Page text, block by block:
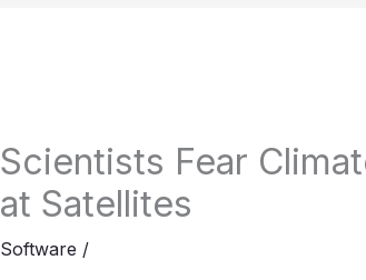
Scientists Fear
at Satellites
Software /